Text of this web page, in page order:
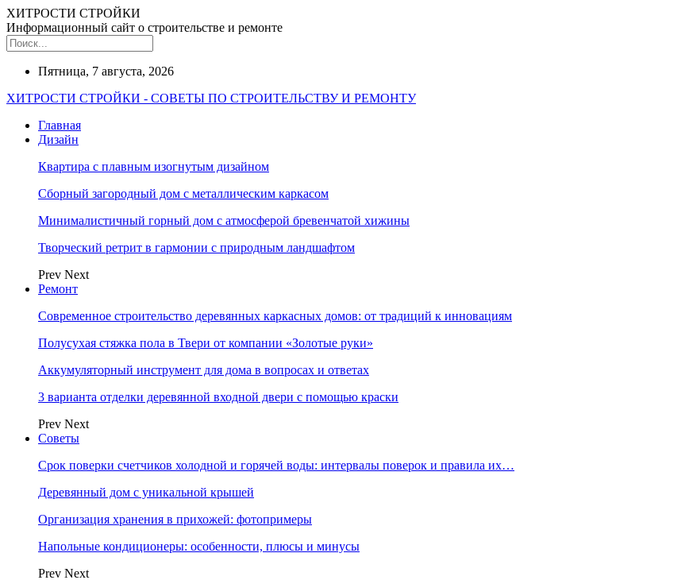
ХИТРОСТИ СТРОЙКИ
Информационный сайт о строительстве и ремонте
Пятница, 7 августа, 2026
ХИТРОСТИ СТРОЙКИ - СОВЕТЫ ПО СТРОИТЕЛЬСТВУ И РЕМОНТУ
Главная
Дизайн
Квартира с плавным изогнутым дизайном
Сборный загородный дом с металлическим каркасом
Минималистичный горный дом с атмосферой бревенчатой хижины
Творческий ретрит в гармонии с природным ландшафтом
Prev Next
Ремонт
Современное строительство деревянных каркасных домов: от традиций к инновациям
Полусухая стяжка пола в Твери от компании «Золотые руки»
Аккумуляторный инструмент для дома в вопросах и ответах
3 варианта отделки деревянной входной двери с помощью краски
Prev Next
Советы
Срок поверки счетчиков холодной и горячей воды: интервалы поверок и правила их…
Деревянный дом с уникальной крышей
Организация хранения в прихожей: фотопримеры
Напольные кондиционеры: особенности, плюсы и минусы
Prev Next